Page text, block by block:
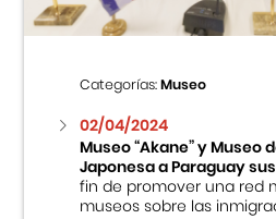
Categorías:Museo
02/04/2024
Museo “Akane” y Museo
Japonesa a Paraguay
fin de promover una red
museos sobre las